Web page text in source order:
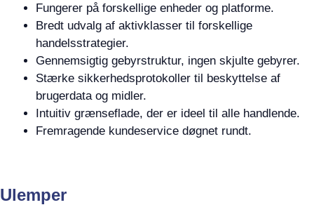
Fungerer på forskellige enheder og platforme.
Bredt udvalg af aktivklasser til forskellige
handelsstrategier.
Gennemsigtig gebyrstruktur, ingen skjulte gebyrer.
Stærke sikkerhedsprotokoller til beskyttelse af
brugerdata og midler.
Intuitiv grænseflade, der er ideel til alle handlende.
Fremragende kundeservice døgnet rundt.
Ulemper